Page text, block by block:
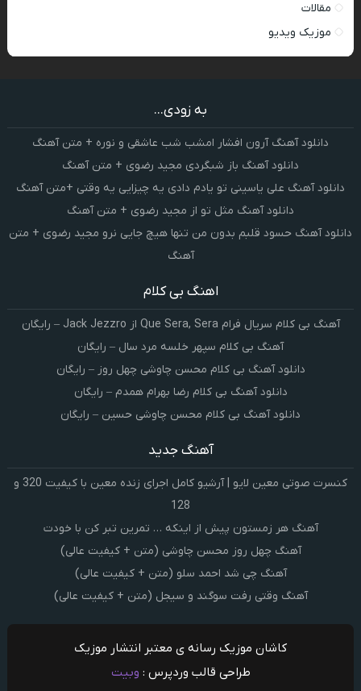
مقالات
موزیک ویدیو
به زودی...
دانلود آهنگ آرون افشار امشب شب عاشقی و نوره + متن آهنگ
دانلود آهنگ باز شبگردی مجید رضوی + متن آهنگ
دانلود آهنگ علی یاسینی تو یادم دادی یه چیزایی یه وقتی +متن آهنگ
دانلود آهنگ مثل تو از مجید رضوی + متن آهنگ
دانلود آهنگ حسود قلبم بدون من تنها هیچ جایی نرو مجید رضوی + متن
آهنگ
اهنگ بی کلام
آهنگ بی کلام سریال فرام Que Sera, Sera از Jack Jezzro – رایگان
آهنگ بی کلام سپهر خلسه مرد سال – رایگان
دانلود آهنگ بی کلام محسن چاوشی چهل روز – رایگان
دانلود آهنگ بی کلام رضا بهرام همدم – رایگان
دانلود آهنگ بی کلام محسن چاوشی حسین – رایگان
آهنگ جدید
کنسرت صوتی معین لایو | آرشیو کامل اجرای زنده معین با کیفیت 320 و
128
آهنگ هر زمستون پیش از اینکه … تمرین تبر کن با خودت
آهنگ چهل روز محسن چاوشی (متن + کیفیت عالی)
آهنگ چی شد احمد سلو (متن + کیفیت عالی)
آهنگ وقتی رفت سوگند و سیجل (متن + کیفیت عالی)
کاشان موزیک رسانه ی معتبر انتشار موزیک
طراحی قالب وردپرس : وبیت